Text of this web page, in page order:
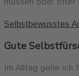
Selbstbewusstes
Gute
Im Alltag gehe ich